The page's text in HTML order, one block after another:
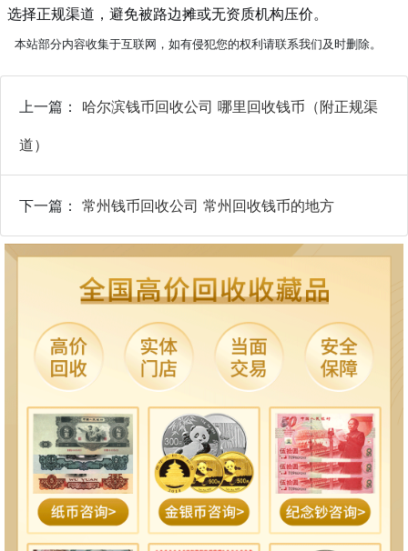
选择正规渠道，避免被路边摊或无资质机构压价。
本站部分内容收集于互联网，如有侵犯您的权利请联系我们及时删除。
上一篇： 哈尔滨钱币回收公司 哪里回收钱币（附正规渠
道）
下一篇： 常州钱币回收公司 常州回收钱币的地方